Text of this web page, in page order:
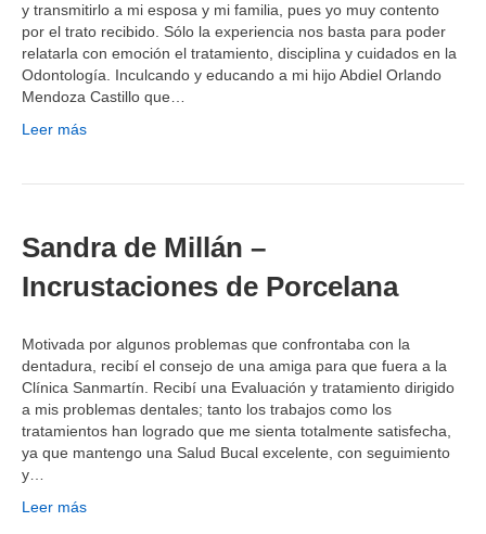
y transmitirlo a mi esposa y mi familia, pues yo muy contento
por el trato recibido. Sólo la experiencia nos basta para poder
relatarla con emoción el tratamiento, disciplina y cuidados en la
Odontología. Inculcando y educando a mi hijo Abdiel Orlando
Mendoza Castillo que…
Leer más
Sandra de Millán –
Incrustaciones de Porcelana
Motivada por algunos problemas que confrontaba con la
dentadura, recibí el consejo de una amiga para que fuera a la
Clínica Sanmartín. Recibí una Evaluación y tratamiento dirigido
a mis problemas dentales; tanto los trabajos como los
tratamientos han logrado que me sienta totalmente satisfecha,
ya que mantengo una Salud Bucal excelente, con seguimiento
y…
Leer más